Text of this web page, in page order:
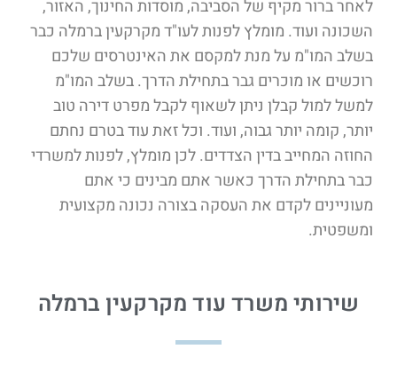
לאחר ברור מקיף של הסביבה, מוסדות החינוך, האזור,
השכונה ועוד. מומלץ לפנות לעו"ד מקרקעין ברמלה כבר
בשלב המו"מ על מנת למקסם את האינטרסים שלכם
רוכשים או מוכרים גבר בתחילת הדרך. בשלב המו"מ
למשל למול קבלן ניתן לשאוף לקבל מפרט דירה טוב
יותר, קומה יותר גבוה, ועוד. וכל זאת עוד בטרם נחתם
החוזה המחייב בדין הצדדים. לכן מומלץ, לפנות למשרדי
כבר בתחילת הדרך כאשר אתם מבינים כי אתם
מעוניינים לקדם את העסקה בצורה נכונה מקצועית
ומשפטית.
שירותי משרד עוד מקרקעין ברמלה